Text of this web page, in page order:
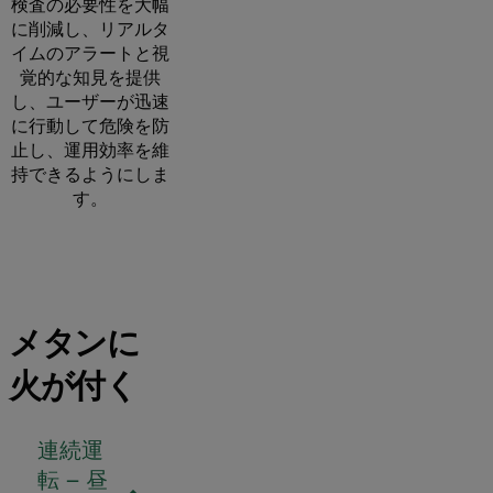
検査の必要性を大幅
に削減し、リアルタ
イムのアラートと視
覚的な知見を提供
し、ユーザーが迅速
に行動して危険を防
止し、運用効率を維
持できるようにしま
す。
メタンに
火が付く
連続運
転 – 昼